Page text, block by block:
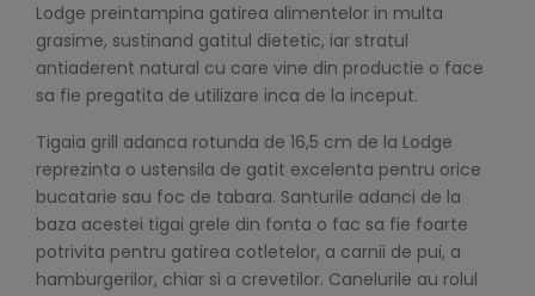
Lodge preintampina gatirea alimentelor in multa
grasime, sustinand gatitul dietetic, iar stratul
antiaderent natural cu care vine din productie o face
sa fie pregatita de utilizare inca de la inceput.
Tigaia grill adanca rotunda de 16,5 cm de la Lodge
reprezinta o ustensila de gatit excelenta pentru orice
bucatarie sau foc de tabara. Santurile adanci de la
baza acestei tigai grele din fonta o fac sa fie foarte
potrivita pentru gatirea cotletelor, a carnii de pui, a
hamburgerilor, chiar si a crevetilor. Canelurile au rolul